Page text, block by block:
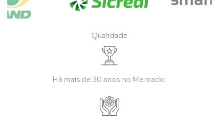
Qualidade
Há mais de 30 anos no Mercado!